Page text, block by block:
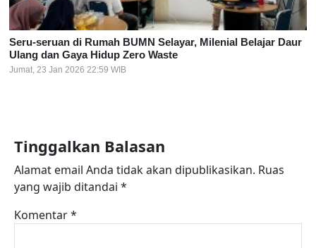
Seru-seruan di Rumah BUMN Selayar, Milenial Belajar Daur
Ulang dan Gaya Hidup Zero Waste
Jumat, 23 Jan 2026 22:59 WIB
Tinggalkan Balasan
Alamat email Anda tidak akan dipublikasikan. Ruas
yang wajib ditandai *
Komentar*